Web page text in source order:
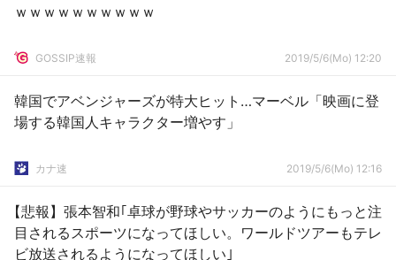
ｗｗｗｗｗｗｗｗｗｗ
GOSSIP速報 2019/5/6(Mo) 12:20
韓国でアベンジャーズが特大ヒット…マーベル「映画に登
場する韓国人キャラクター増やす」
カナ速 2019/5/6(Mo) 12:16
【悲報】張本智和｢卓球が野球やサッカーのようにもっと注
目されるスポーツになってほしい。ワールドツアーもテレ
ビ放送されるようになってほしい｣